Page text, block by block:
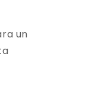
un